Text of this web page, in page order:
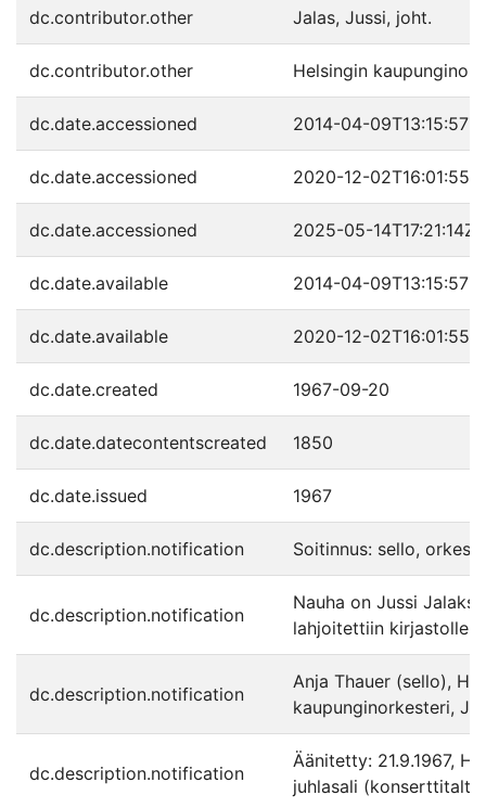
dc.contributor.other Jalas, Jussi, joht.
dc.contributor.other Helsingin
dc.date.accessioned 2014-04-09T13:15:57Z
dc.date.accessioned 2020-12-02T16:01:55Z
dc.date.accessioned 2025-05-14T17:21:14Z
dc.date.available 2014-04-09T13:15:57Z
dc.date.available 2020-12-02T16:01:55Z
dc.date.created 1967-09-20
dc.date.datecontentscreated 1850
dc.date.issued 1967
dc.description.notification Soitinnus: sello,
dc.description.notification
Nauha on Jussi
lahjoitettiin kirjastolle
dc.description.notification
Anja Thauer (sello),
kaupunginorkesteri,
dc.description.notification
Äänitetty: 21.9.1967,
juhlasali